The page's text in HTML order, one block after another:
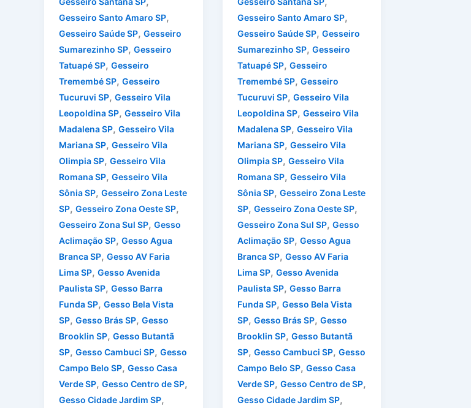
Gesseiro Santo Amaro SP,
Gesseiro Saúde SP, Gesseiro
Sumarezinho SP, Gesseiro
Tatuapé SP, Gesseiro
Tremembé SP, Gesseiro
Tucuruvi SP, Gesseiro Vila
Leopoldina SP, Gesseiro Vila
Madalena SP, Gesseiro Vila
Mariana SP, Gesseiro Vila
Olimpia SP, Gesseiro Vila
Romana SP, Gesseiro Vila
Sônia SP, Gesseiro Zona Leste
SP, Gesseiro Zona Oeste SP,
Gesseiro Zona Sul SP, Gesso
Aclimação SP, Gesso Agua
Branca SP, Gesso AV Faria
Lima SP, Gesso Avenida
Paulista SP, Gesso Barra
Funda SP, Gesso Bela Vista
SP, Gesso Brás SP, Gesso
Brooklin SP, Gesso Butantã
SP, Gesso Cambuci SP, Gesso
Campo Belo SP, Gesso Casa
Verde SP, Gesso Centro de SP,
Gesso Cidade Jardim SP,
Gesseiro Santo Amaro SP,
Gesseiro Saúde SP, Gesseiro
Sumarezinho SP, Gesseiro
Tatuapé SP, Gesseiro
Tremembé SP, Gesseiro
Tucuruvi SP, Gesseiro Vila
Leopoldina SP, Gesseiro Vila
Madalena SP, Gesseiro Vila
Mariana SP, Gesseiro Vila
Olimpia SP, Gesseiro Vila
Romana SP, Gesseiro Vila
Sônia SP, Gesseiro Zona Leste
SP, Gesseiro Zona Oeste SP,
Gesseiro Zona Sul SP, Gesso
Aclimação SP, Gesso Agua
Branca SP, Gesso AV Faria
Lima SP, Gesso Avenida
Paulista SP, Gesso Barra
Funda SP, Gesso Bela Vista
SP, Gesso Brás SP, Gesso
Brooklin SP, Gesso Butantã
SP, Gesso Cambuci SP, Gesso
Campo Belo SP, Gesso Casa
Verde SP, Gesso Centro de SP,
Gesso Cidade Jardim SP,